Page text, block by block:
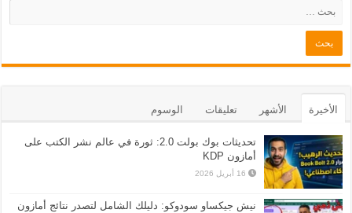
الأخيرة الأشهر تعليقات الوسوم
تحديثات بوك بولت 2.0: ثورة في عالم نشر الكتب على
أمازون KDP
16 أبريل 2026
نيش جيكساو سودوكو: دليلك الشامل لتصدر نتائج أمازون